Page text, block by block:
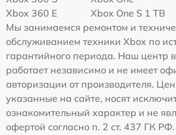
Xbox 360 E
Xbox One S 1 TB
Мы занимаемся ремонтом и
обслуживанием техники Xbox по
гарантийного периода. Наш центр
работает независимо и не имеет
авторизации от производителя.
указанные на сайте, носят
ознакомительный характер и не
офертой согласно п. 2 ст. 437 ГК